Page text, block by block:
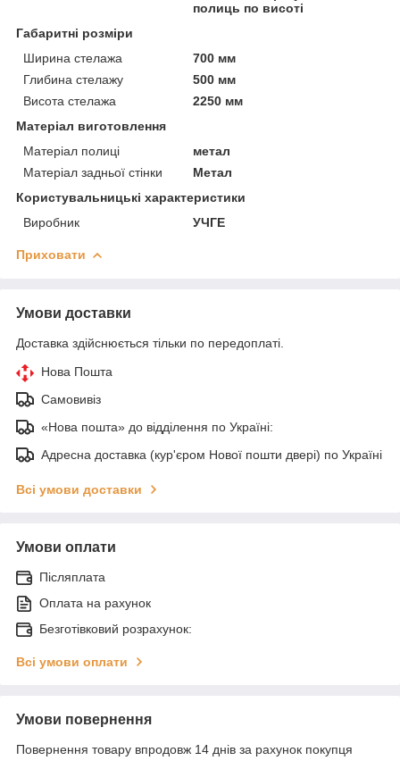
полиць по висоті
Габаритні розміри
Ширина стелажа
700 мм
Глибина стелажу
500 мм
Висота стелажа
2250 мм
Матеріал виготовлення
Матеріал полиці
метал
Матеріал задньої стінки
Метал
Користувальницькі характеристики
Виробник
УЧГЕ
Приховати
Умови доставки
Доставка здійснюється тільки по передоплаті.
Нова Пошта
Самовивіз
«Нова пошта» до відділення по Україні:
Адресна доставка (кур'єром Нової пошти двері) по Україні
Всі умови доставки
Умови оплати
Післяплата
Оплата на рахунок
Безготівковий розрахунок:
Всі умови оплати
Умови повернення
Повернення товару впродовж 14 днів за рахунок покупця